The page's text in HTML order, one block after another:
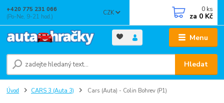
Menu
CZK
Hledat
+420 775 231 066
(Po-Ne, 9-21 hod.)
0 ks
za 0 Kč
Úvod CARS 3 (Auta 3) Cars (Auta) - Colin Bohrev (P1)